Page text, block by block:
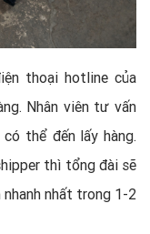
thoại hotline của
Nhân viên tư vấn
thể đến lấy hàng.
thì tổng đài sẽ
nhất trong 1-2